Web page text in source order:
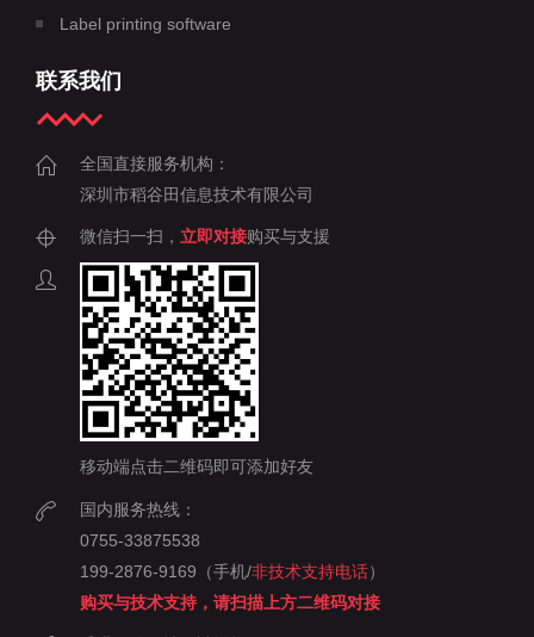
Label printing software
联系我们
全国直接服务机构：
深圳市稻谷田信息技术有限公司
微信扫一扫， 立即对接购买与支援
移动端点击二维码即可添加好友
国内服务热线：
0755-33875538
199-2876-9169（手机/非技术支持电话）
购买与技术支持，请扫描上方二维码对接